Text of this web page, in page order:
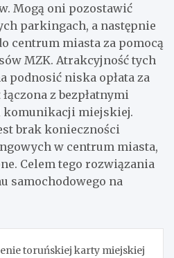
Mogą oni pozostawić
parkingach, a następnie
centrum miasta za pomocą
MZK. Atrakcyjność tych
podnosić niska opłata za
z bezpłatnymi
komunikacji miejskiej.
brak konieczności
w centrum miasta,
Celem tego rozwiązania
samochodowego na
toruńskiej karty miejskiej